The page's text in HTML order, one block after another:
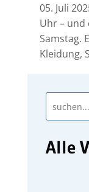
05. Juli
Uhr – und
Samstag.
Kleidung,
Alle